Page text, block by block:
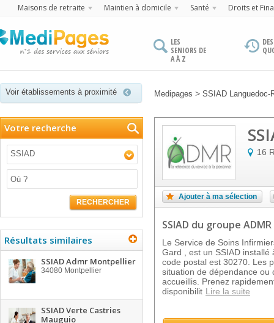
Maisons de retraite Maintien à domicile Santé Droits et
LES
SENIORS DE
A À Z
Voir établissements à proximité Medipages > SSIAD Languedoc-
Votre recherche
SSIAD
RECHERCHER
Résultats similaires
SSIAD Admr Montpellier
34080 Montpellier
SSIAD Verte Castries
Mauguio
16
Ajouter à ma sélection
SSIAD du groupe ADMR
Le Service de Soins
Gard , est un SSIAD installé
code postal est 30270. Les
situation de dépendance ou
accueillis. Prenez
disponibilit Lire la suite